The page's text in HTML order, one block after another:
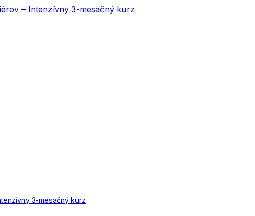
– Intenzívny 3-mesačný kurz
3-mesačný kurz